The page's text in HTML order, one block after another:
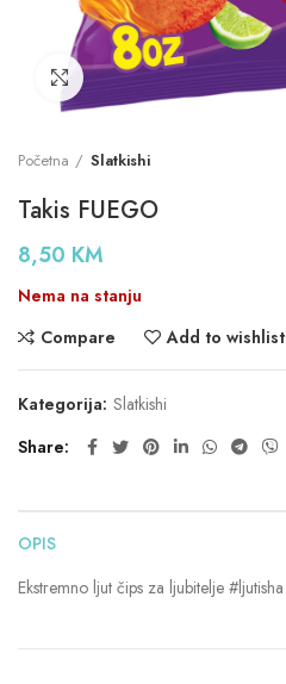
Click to enlarge
Početna Slatkishi
Takis FUEGO
8,50 KM
Nema na stanju
Compare
Add to wishlist
Kategorija: Slatkishi
Share
OPIS
Ekstremno ljut čips za ljubitelje #ljutisha